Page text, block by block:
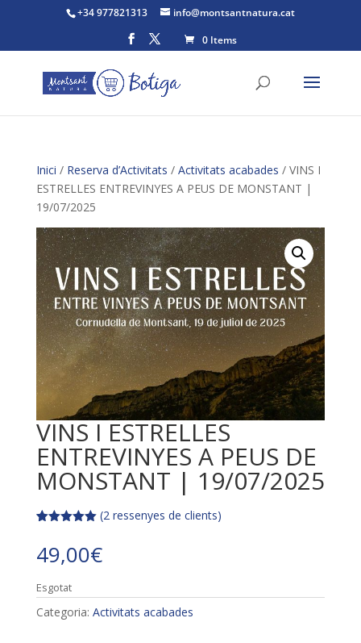
+34 977821313
info@montsantnatura.cat
0 Items
Inici / Reserva d’Activitats / Activitats acabades / VINS I
ESTRELLES ENTREVINYES A PEUS DE MONSTANT |
19/07/2025
VINS I ESTRELLES
ENTREVINYES A PEUS DE
MONSTANT | 19/07/2025
funció de
valoracions
(2 ressenyes de clients)
49,00€
Esgotat
Categoria: Activitats acabades